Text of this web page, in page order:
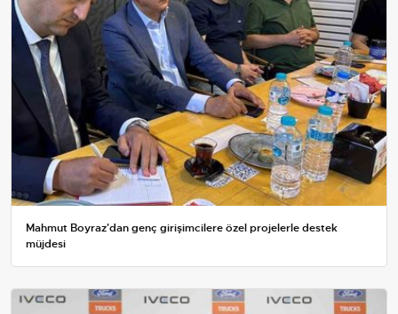
Mahmut Boyraz'dan genç girişimcilere özel projelerle destek
müjdesi